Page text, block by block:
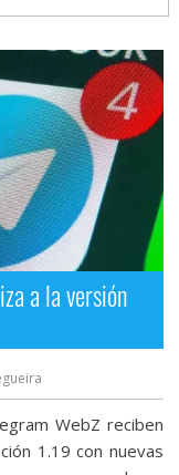
a la versión
WebZ reciben
1.19 con nuevas